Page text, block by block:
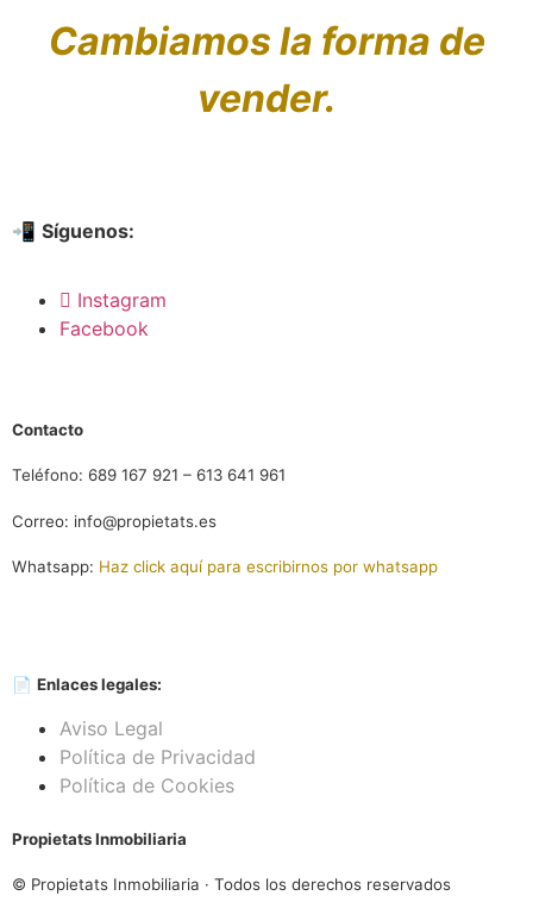
Cambiamos la forma de
vender.
📲 Síguenos:
Instagram
Facebook
Contacto
Teléfono: 689 167 921 – 613 641 961
Correo: info@propietats.es
Whatsapp: Haz click aquí para escribirnos por whatsapp
📄 Enlaces legales:
Aviso Legal
Política de Privacidad
Política de Cookies
Propietats Inmobiliaria
© Propietats Inmobiliaria · Todos los derechos reservados